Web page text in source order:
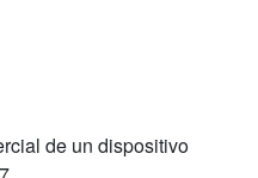
de un dispositivo